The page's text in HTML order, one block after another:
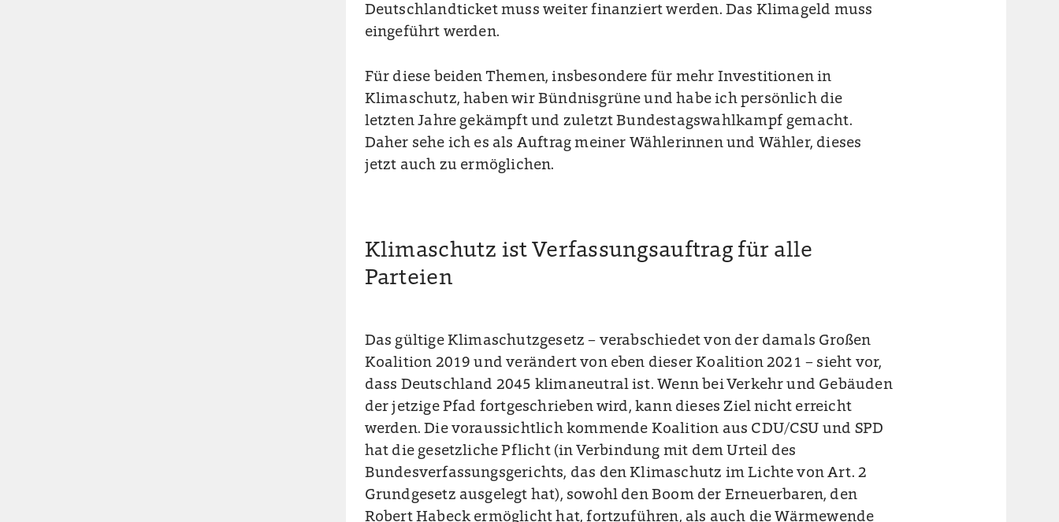
Deutschlandticket muss weiter finanziert werden. Das Klimageld muss
eingeführt werden.
Für diese beiden Themen, insbesondere für mehr Investitionen in
Klimaschutz, haben wir Bündnisgrüne und habe ich persönlich die
letzten Jahre gekämpft und zuletzt Bundestagswahlkampf gemacht.
Daher sehe ich es als Auftrag meiner Wählerinnen und Wähler, dieses
jetzt auch zu ermöglichen.
Klimaschutz ist Verfassungsauftrag für alle
Parteien
Das gültige Klimaschutzgesetz – verabschiedet von der damals Großen
Koalition 2019 und verändert von eben dieser Koalition 2021 – sieht vor,
dass Deutschland 2045 klimaneutral ist. Wenn bei Verkehr und Gebäuden
der jetzige Pfad fortgeschrieben wird, kann dieses Ziel nicht erreicht
werden. Die voraussichtlich kommende Koalition aus CDU/CSU und SPD
hat die gesetzliche Pflicht (in Verbindung mit dem Urteil des
Bundesverfassungsgerichts, das den Klimaschutz im Lichte von Art. 2
Grundgesetz ausgelegt hat), sowohl den Boom der Erneuerbaren, den
Robert Habeck ermöglicht hat, fortzuführen, als auch die Wärmewende